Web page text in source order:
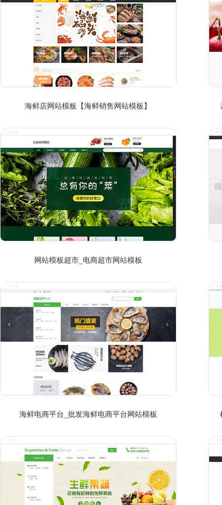
海鲜店网站模板【海鲜销售网站模板】
网站模板超市_电商超市网站模板
海鲜电商平台_批发海鲜电商平台网站模板